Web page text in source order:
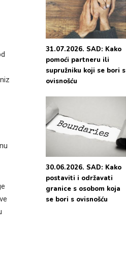
31.07.2026. SAD: Kako
pomoći partneru ili
supružniku koji se bori s
ovisnošću
30.06.2026. SAD: Kako
postaviti i održavati
granice s osobom koja
se bori s ovisnošću